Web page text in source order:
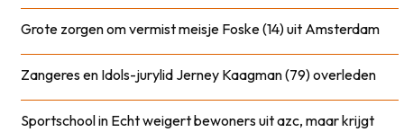
Grote zorgen om vermist meisje Foske (14) uit Amsterdam
Zangeres en Idols-jurylid Jerney Kaagman (79) overleden
Sportschool in Echt weigert bewoners uit azc, maar krijgt